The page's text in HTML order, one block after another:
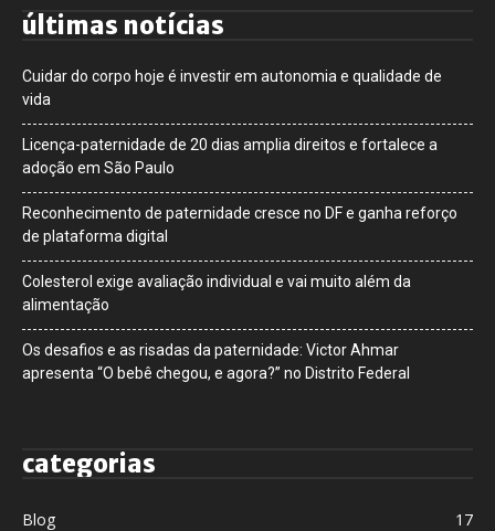
últimas notícias
Cuidar do corpo hoje é investir em autonomia e qualidade de
vida
Licença-paternidade de 20 dias amplia direitos e fortalece a
adoção em São Paulo
Reconhecimento de paternidade cresce no DF e ganha reforço
de plataforma digital
Colesterol exige avaliação individual e vai muito além da
alimentação
Os desafios e as risadas da paternidade: Victor Ahmar
apresenta “O bebê chegou, e agora?” no Distrito Federal
categorias
Blog
17